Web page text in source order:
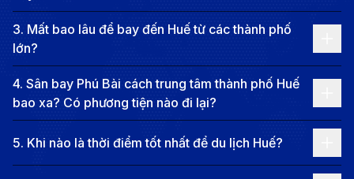
thư thái và nhẹ nhàng.
Tọa lạc tại dải đất miền Trung nắng gió, thành phố
đóng vai trò là tâm điểm kết nối các giá trị di sản trên
trục giao thông Bắc - Nam. Địa lý nơi đây đặc biệt với
địa hình "tựa sơn hướng thủy", có dòng sông Hương
thơ mộng đâm xuyên lòng đô thị và núi Ngự Bình che
chắn phía xa. Là đô thị loại I được quy hoạch bài bản,
3. Mất bao lâu để bay đến Huế từ các thành phố
lớn?
4. Sân bay Phú Bài cách trung tâm thành phố Huế
bao xa? Có phương tiện nào đi lại?
5. Khi nào là thời điểm tốt nhất để du lịch Huế?